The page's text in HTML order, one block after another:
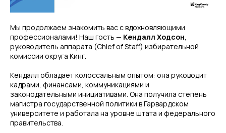
Мы продолжаем знакомить вас с вдохновляющими
профессионалами! Наш гость — Кендалл Ходсон,
руководитель аппарата (Chief of Staff) избирательной
комиссии округа Кинг.
Кендалл обладает колоссальным опытом: она руководит
кадрами, финансами, коммуникациями и
законодательными инициативами. Она получила степень
магистра государственной политики в Гарвардском
университете и работала на уровне штата и федерального
правительства.